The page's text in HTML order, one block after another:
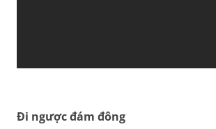
Đi ngược đám đông